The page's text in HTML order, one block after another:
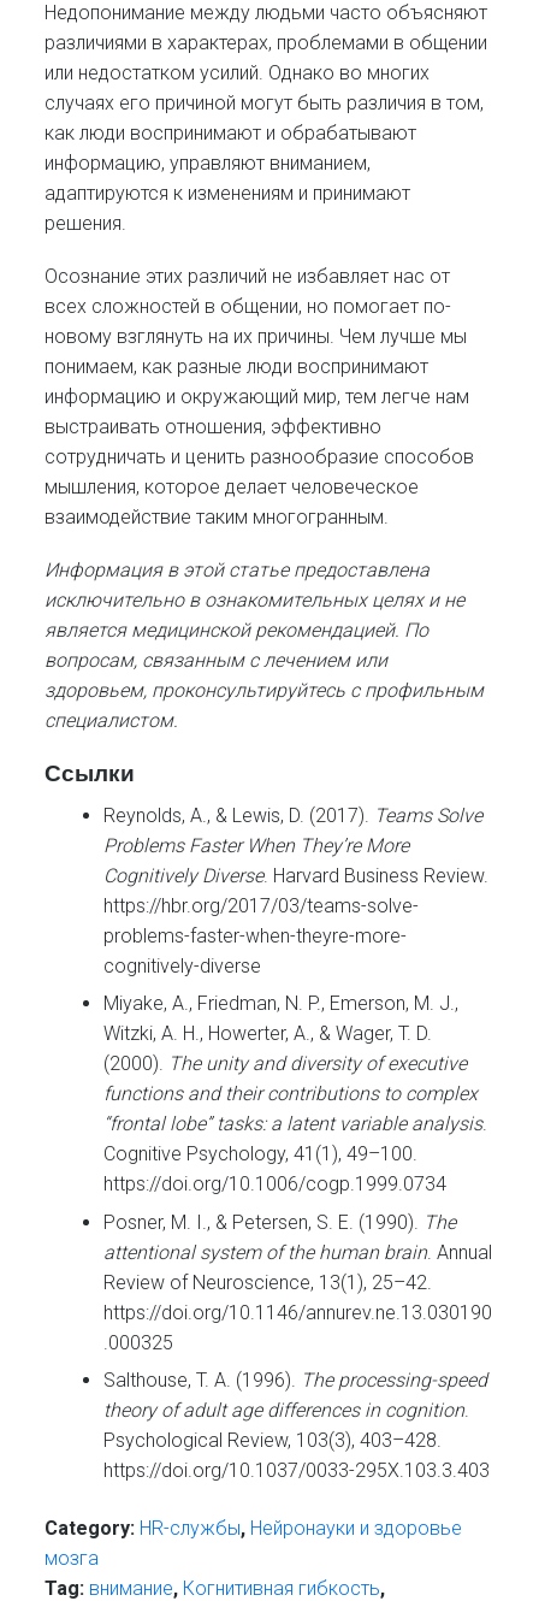
Недопонимание между людьми часто объясняют
различиями в характерах, проблемами в общении
или недостатком усилий. Однако во многих
случаях его причиной могут быть различия в том,
как люди воспринимают и обрабатывают
информацию, управляют вниманием,
адаптируются к изменениям и принимают
решения.
Осознание этих различий не избавляет нас от
всех сложностей в общении, но помогает по-
новому взглянуть на их причины. Чем лучше мы
понимаем, как разные люди воспринимают
информацию и окружающий мир, тем легче нам
выстраивать отношения, эффективно
сотрудничать и ценить разнообразие способов
мышления, которое делает человеческое
взаимодействие таким многогранным.
Информация в этой статье предоставлена
исключительно в ознакомительных целях и не
является медицинской рекомендацией. По
вопросам, связанным с лечением или
здоровьем, проконсультируйтесь с профильным
специалистом.
Ссылки
Reynolds, A., & Lewis, D. (2017).
Teams Solve
Problems Faster When They’re More
Cognitively Diverse. Harvard Business Review.
https://hbr.org/2017/03/teams-solve-
problems-faster-when-theyre-more-
cognitively-diverse
Miyake, A., Friedman, N. P., Emerson, M. J.,
Witzki, A. H., Howerter, A., & Wager, T. D.
(2000). The unity and diversity of executive
functions and their contributions to complex
“frontal lobe” tasks: a latent variable analysis.
Cognitive Psychology, 41(1), 49–100.
https://doi.org/10.1006/cogp.1999.0734
Posner, M. I., & Petersen, S. E. (1990).
The
attentional system of the human brain. Annual
Review of Neuroscience, 13(1), 25–42.
https://doi.org/10.1146/annurev.ne.13.030190
.000325
Salthouse, T. A. (1996). The processing-speed
theory of adult age differences in cognition.
Psychological Review, 103(3), 403–428.
https://doi.org/10.1037/0033-295X.103.3.403
Category: HR-cлужбы, Нейронауки и здоровье
мозга
Tag: внимание, Когнитивная гибкость,